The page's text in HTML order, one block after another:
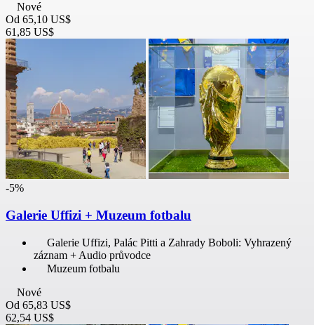
Nové
Od 65,10 US$
61,85 US$
-5%
Galerie Uffizi + Muzeum fotbalu
Galerie Uffizi, Palác Pitti a Zahrady Boboli: Vyhrazený
záznam + Audio průvodce
Muzeum fotbalu
Nové
Od 65,83 US$
62,54 US$